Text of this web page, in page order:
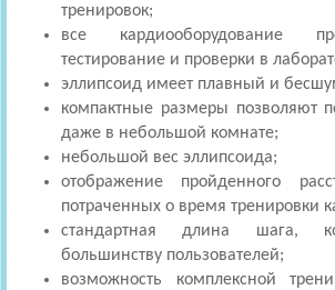
тренировок;
все кардиооборудование
тестирование и проверки в
эллипсоид имеет плавный и
компактные размеры позволяют
даже в небольшой комнате;
небольшой вес эллипсоида;
отображение пройденного
потраченных о время тренировки
стандартная длина шага,
большинству пользователей;
возможность комплексной